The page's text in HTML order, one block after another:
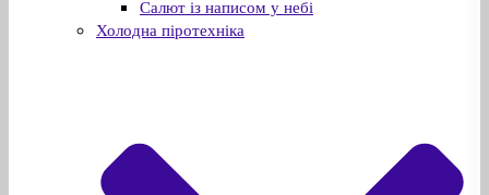
Салют із написом у небі
Холодна піротехніка